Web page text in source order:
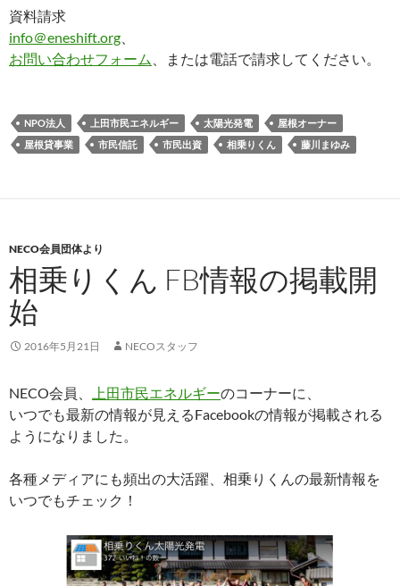
資料請求
info＠eneshift.org
お問い合わせフォーム
、または電話で請求してください。
NPO法人 上田市民エネルギー 太陽光発電
屋根オーナー
屋根貸事業
市民信託 市民出資 相乗りくん 藤川まゆみ
NECO会員団体より
相乗りくん FB情報の掲載開
始
2016年5月21日 NECOスタッフ
NECO会員、 上田市民エネルギーのコーナーに、
いつでも最新の情報が見えるFacebookの情報が掲載される
ようになりました。
各種メディアにも頻出の大活躍、相乗りくんの最新情報を
いつでもチェック！